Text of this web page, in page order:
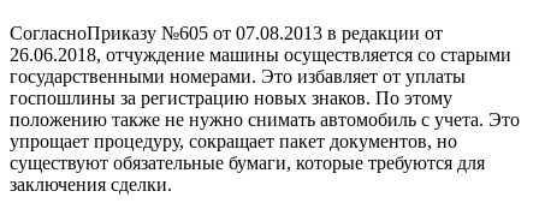
СогласноПриказу №605 от 07.08.2013 в редакции от
26.06.2018, отчуждение машины осуществляется со старыми
государственными номерами. Это избавляет от уплаты
госпошлины за регистрацию новых знаков. По этому
положению также не нужно снимать автомобиль с учета. Это
упрощает процедуру, сокращает пакет документов, но
существуют обязательные бумаги, которые требуются для
заключения сделки.